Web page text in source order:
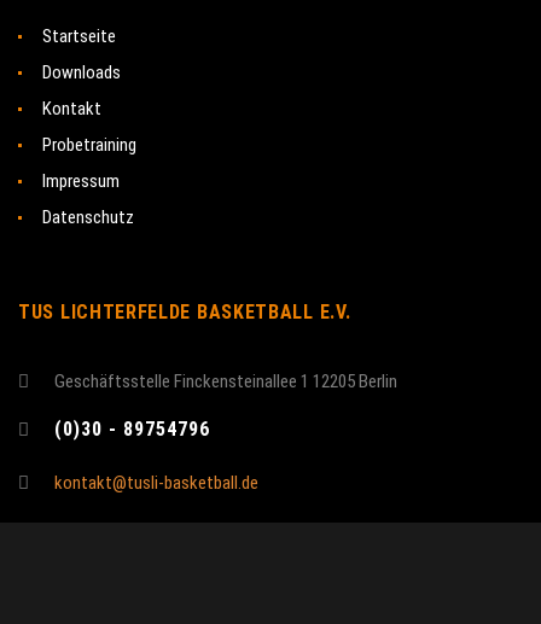
Startseite
Downloads
Kontakt
Probetraining
Impressum
Datenschutz
TUS LICHTERFELDE BASKETBALL E.V.
Geschäftsstelle Finckensteinallee 1 12205 Berlin
(0)30 - 89754796
kontakt@tusli-basketball.de